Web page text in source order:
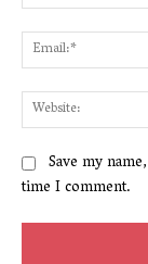
Save my
time I comment.